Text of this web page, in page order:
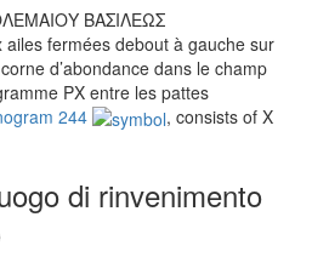
ΒΑΣΙΛΕΩΣ
ailes fermées debout à gauche sur
d’abondance dans le champ
PX entre les pattes
244
, consists of Χ
di rinvenimento